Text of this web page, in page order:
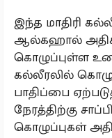
இந்த மாதிரி
ஆல்கஹால்
கொழுப்புள்ள
கல்லீரலில்
பாதிப்பை
நேரத்திற்கு
கொழுப்புகள்